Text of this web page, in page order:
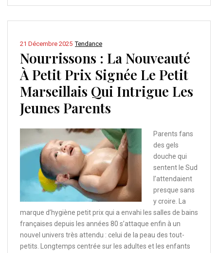
Tendance
21 Décembre 2025
Nourrissons : La Nouveauté
À Petit Prix Signée Le Petit
Marseillais Qui Intrigue Les
Jeunes Parents
Parents fans
des gels
douche qui
sentent le Sud
l’attendaient
presque sans
y croire. La
marque d’hygiène petit prix qui a envahi les salles de bains
françaises depuis les années 80 s’attaque enfin à un
nouvel univers très attendu : celui de la peau des tout-
petits. Longtemps centrée sur les adultes et les enfants